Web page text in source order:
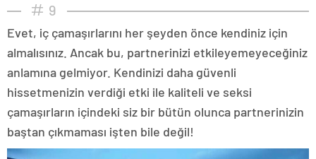
9
Evet, iç çamaşırlarını her şeyden önce kendiniz için
almalısınız. Ancak bu, partnerinizi etkileyemeyeceğiniz
anlamına gelmiyor. Kendinizi daha güvenli
hissetmenizin verdiği etki ile kaliteli ve seksi
çamaşırların içindeki siz bir bütün olunca partnerinizin
baştan çıkmaması işten bile değil!